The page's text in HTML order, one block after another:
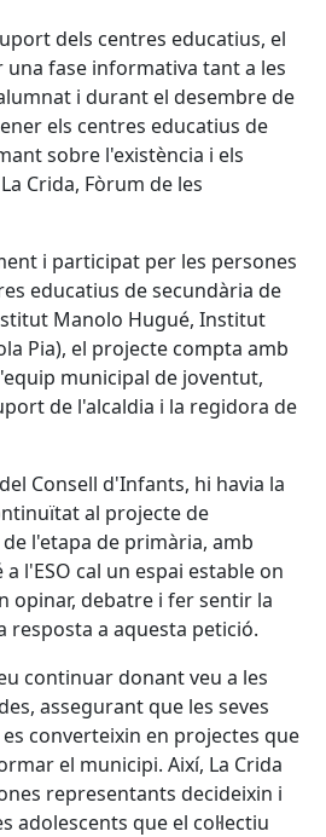
dels centres educatius, el
una fase informativa tant a les
i durant el desembre de
els centres educatius de
sobre l'existència i els
Crida, Fòrum de les
i participat per les persones
educatius de secundària de
Manolo Hugué, Institut
Pia), el projecte compta amb
municipal de joventut,
de l'alcaldia i la regidora de
Consell d'Infants, hi havia la
al projecte de
l'etapa de primària, amb
l'ESO cal un espai estable on
opinar, debatre i fer sentir la
resposta a aquesta petició.
continuar donant veu a les
assegurant que les seves
converteixin en projectes que
el municipi. Així, La Crida
representants decideixin i
adolescents que el col·lectiu